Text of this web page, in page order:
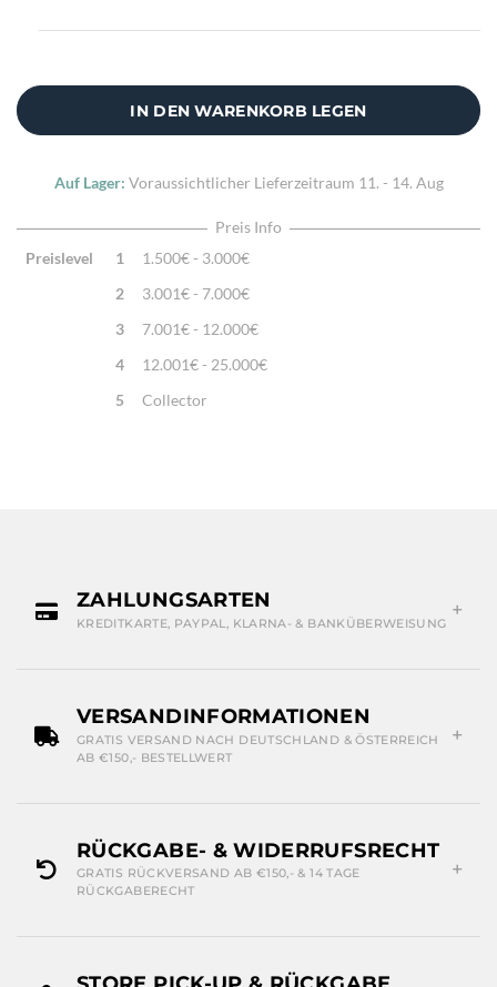
IN DEN WARENKORB LEGEN
Auf Lager: Voraussichtlicher Lieferzeitraum 11. - 14. Aug
Preis Info
Preislevel
1
1.500€ - 3.000€
2
3.001€ - 7.000€
3
7.001€ - 12.000€
4
12.001€ - 25.000€
5
Collector
ZAHLUNGSARTEN
KREDITKARTE, PAYPAL, KLARNA- & BANKÜBERWEISUNG
VERSANDINFORMATIONEN
GRATIS VERSAND NACH DEUTSCHLAND & ÖSTERREICH
AB €150,- BESTELLWERT
RÜCKGABE- & WIDERRUFSRECHT
GRATIS RÜCKVERSAND AB €150,- & 14 TAGE
RÜCKGABERECHT